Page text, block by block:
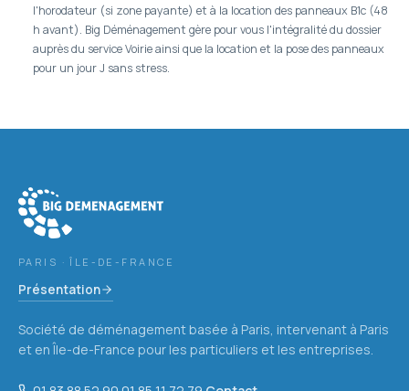
l'horodateur (si zone payante) et à la location des panneaux B1c (48
h avant). Big Déménagement gère pour vous l'intégralité du dossier
auprès du service Voirie ainsi que la location et la pose des panneaux
pour un jour J sans stress.
PARIS · ÎLE-DE-FRANCE
Présentation
Société de déménagement basée à Paris, intervenant à Paris
et en Île-de-France pour les particuliers et les entreprises.